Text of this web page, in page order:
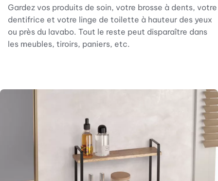
Gardez vos produits de soin, votre brosse à dents, votre
dentifrice et votre linge de toilette à hauteur des yeux
ou près du lavabo. Tout le reste peut disparaître dans
les meubles, tiroirs, paniers, etc.